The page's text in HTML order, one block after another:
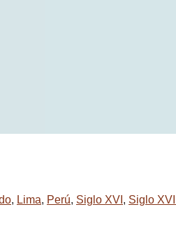
, Lima, Perú, Siglo XVI , Siglo XVII